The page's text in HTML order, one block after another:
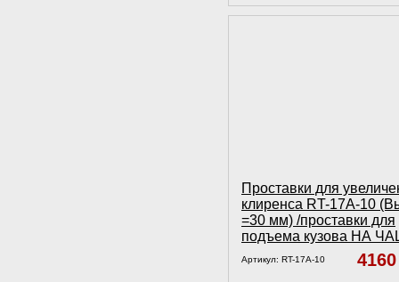
Проставки для
клиренса RT-17A-10
=30 мм) /проставки для
подъема кузова НА
Артикул: RT-17A-10